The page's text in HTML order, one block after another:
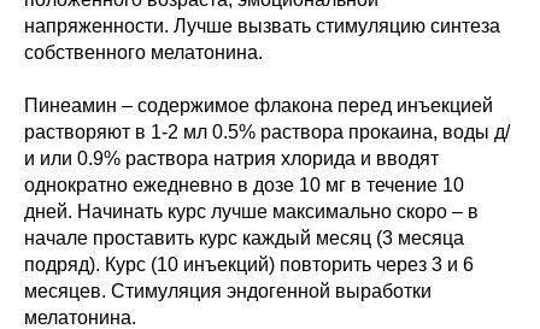
напряженности. Лучше вызвать стимуляцию синтеза
собственного мелатонина.
Пинеамин – содержимое флакона перед инъекцией
растворяют в 1-2 мл 0.5% раствора прокаина, воды д/
и или 0.9% раствора натрия хлорида и вводят
однократно ежедневно в дозе 10 мг в течение 10
дней. Начинать курс лучше максимально скоро – в
начале проставить курс каждый месяц (3 месяца
подряд). Курс (10 инъекций) повторить через 3 и 6
месяцев. Стимуляция эндогенной выработки
мелатонина.